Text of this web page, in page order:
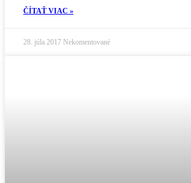
ČÍTAŤ VIAC »
28. júla 2017 Nekomentované